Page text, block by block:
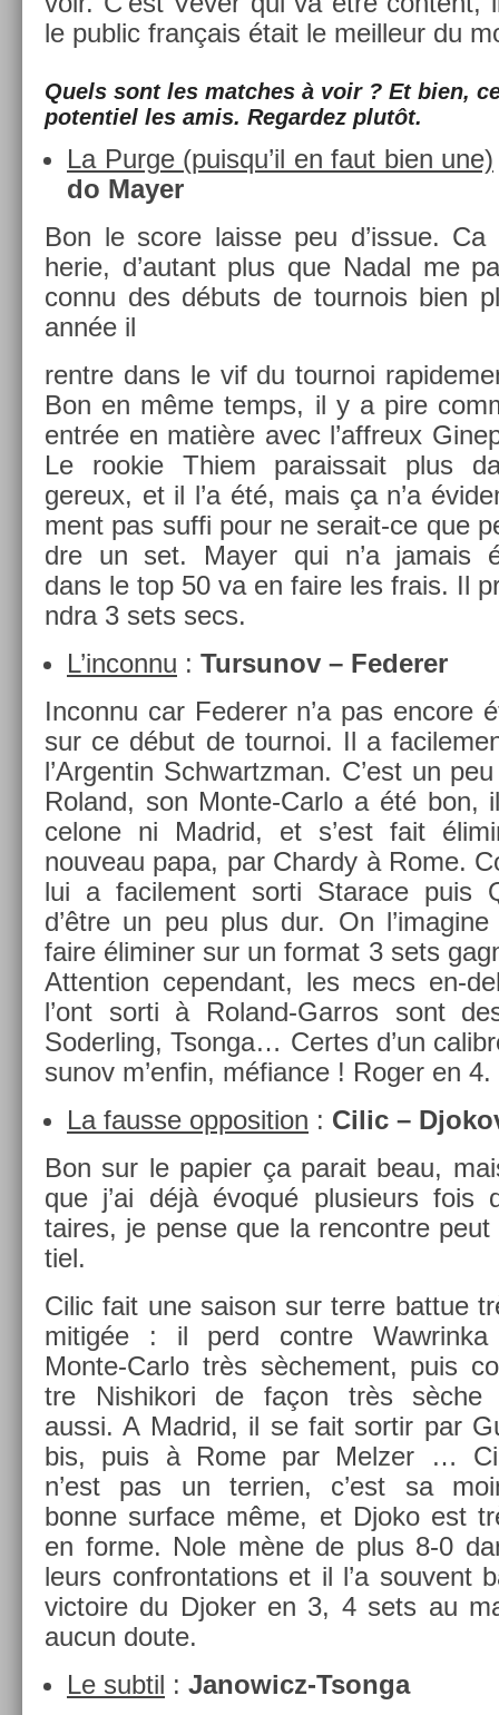
le pub­lic français était le meil­leur du
Quels sont les matches à voir ? Et bien,
poten­tiel les amis. Re­gar­dez plutôt.
La Purge (puis­qu’il en faut bien une)
do Mayer
Bon le score lais­se peu d’issue.
herie, d’autant plus que Nadal me
connu des débuts de tour­nois bien
année il
re­ntre dans le vif du tour­noi
Bon en même temps, il y a pire
entrée en matière avec l’affreux
Le rookie Thiem para­is­sait plus
gereux, et il l’a été, mais ça n’a
ment pas suffi pour ne serait-ce que
dre un set. Mayer qui n’a jamais
dans le top 50 va en faire les frais. Il
ndra 3 sets secs.
L’in­connu : Tur­sunov – Feder­er
In­con­nu car Feder­er n’a pas en­core
sur ce début de tour­noi. Il a
l’Ar­gentin Schwartzman. C’est un
Roland, son Monte-Carlo a été bon,
celone ni Mad­rid, et s’est fait
nouveau papa, par Char­dy à Rome.
lui a facile­ment sorti Starace puis
d’être un peu plus dur. On
faire éli­min­er sur un for­mat 3 sets
At­ten­tion cepen­dant, les mecs en-
l’ont sorti à Roland-Garros sont
Soderl­ing, Tson­ga… Cer­tes d’un
sunov m’enfin, méfian­ce ! Roger en 4.
La faus­se op­posi­tion : Cilic –
Bon sur le papi­er ça para­it beau,
que j’ai déjà évoqué plusieurs fois
taires, je pense que la re­ncontre
tiel.
Cilic fait une saison sur terre bat­tue
mitigée : il perd con­tre
Monte-Carlo très sèche­ment, puis
tre Nis­hikori de façon très sèche
aussi. A Mad­rid, il se fait sor­tir par
bis, puis à Rome par Melz­er …
n’est pas un ter­ri­en, c’est sa
bonne sur­face même, et Djoko est
en forme. Nole mène de plus 8-0
leurs con­fron­ta­tions et il l’a souvent
vic­toire du Djok­er en 3, 4 sets au
aucun doute.
Le sub­til : Janowicz-Tsonga